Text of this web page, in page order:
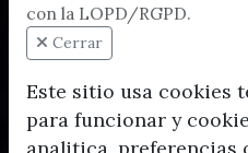
con la LOPD/RGPD.
Cerrar
Este sitio usa cookies
para funcionar y